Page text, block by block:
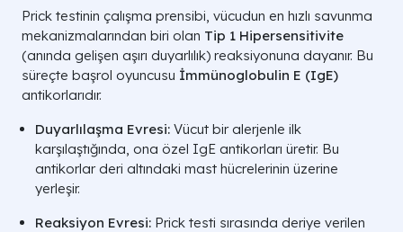
Prick testinin çalışma prensibi, vücudun en hızlı savunma
mekanizmalarından biri olan Tip 1 Hipersensitivite
(anında gelişen aşırı duyarlılık) reaksiyonuna dayanır. Bu
süreçte başrol oyuncusu İmmünoglobulin E (IgE)
antikorlarıdır.
Duyarlılaşma Evresi: Vücut bir alerjenle ilk
karşılaştığında, ona özel IgE antikorları üretir. Bu
antikorlar deri altındaki mast hücrelerinin üzerine
yerleşir.
Reaksiyon Evresi: Prick testi sırasında deriye verilen